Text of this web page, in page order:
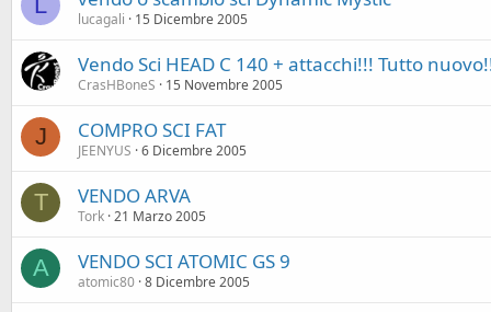
lucagali 15 Dicembre 2005
Vendo Sci HEAD C 140 + attacchi!!! Tutto
CrasHBoneS 15 Novembre 2005
J COMPRO SCI FAT
JEENYUS 6 Dicembre 2005
T VENDO ARVA
Tork 21 Marzo 2005
A VENDO SCI ATOMIC GS 9
atomic80 8 Dicembre 2005